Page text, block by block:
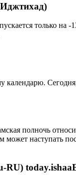
только на
полночь
может наступать
RU)